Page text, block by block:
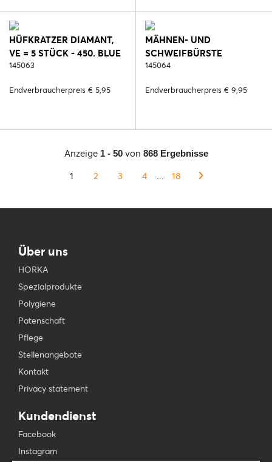
HÜFKRATZER DIAMANT,
VE = 5 STÜCK - 450. BLUE
REEF
145063
Endverbraucherpreis € 5,95
MÄHNEN- UND
SCHWEIFBÜRSTE
DIAMANT, VE = 5 STÜCK -
145064
Endverbraucherpreis € 9,95
Anzeige 1 - 50von 868 Ergebnisse
1 2 3 4 ... 18
Über uns
HORKA
Spezialprodukte
Polygiene
Patenschaft
Pflege
Stellenangebote
Kontakt
Privacy statement
Kundendienst
Facebook
Instagram